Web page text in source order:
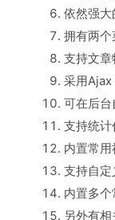
依然强
拥有两个
支持文
采用Ajax
可在后
支持统
内置常
支持自定
内置多
另外有